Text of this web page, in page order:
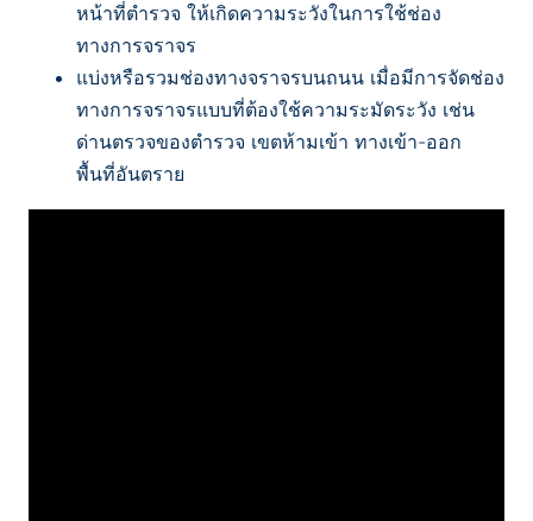
หน้าที่ตำรวจ ให้เกิดความระวังในการใช้ช่อง
ทางการจราจร
แบ่งหรือรวมช่องทางจราจรบนถนน เมื่อมีการจัดช่อง
ทางการจราจรแบบที่ต้องใช้ความระมัดระวัง เช่น
ด่านตรวจของตำรวจ เขตห้ามเข้า ทางเข้า-ออก
พื้นที่อันตราย